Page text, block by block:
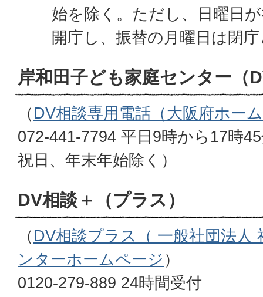
始を除く。ただし、日曜日
開庁し、振替の月曜日は閉
岸和田子ども家庭センター（
（DV相談専用電話（大阪府ホー
072-441-7794 平日9時から17時
祝日、年末年始除く）
DV相談＋（プラス）
（DV相談プラス（ 一般社団法人
ンターホームページ ）
0120-279-889 24時間受付